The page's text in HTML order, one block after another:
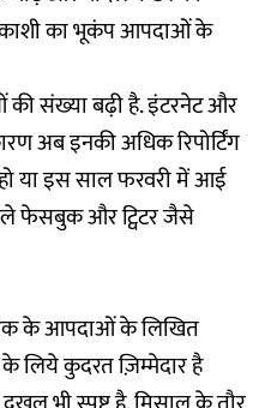
का भूकंप आपदाओं के
संख्या बढ़ी है. इंटरनेट और
अब इनकी अधिक रिपोर्टिंग
या इस साल फरवरी में आई
फेसबुक और ट्विटर जैसे
के आपदाओं के लिखित
लिये कुदरत ज़िम्मेदार है